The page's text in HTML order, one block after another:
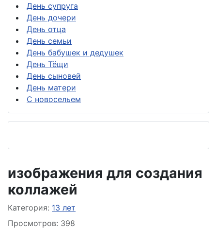
День супруга
День дочери
День отца
День семьи
День бабушек и дедушек
День Тёщи
День сыновей
День матери
С новосельем
изображения для создания
коллажей
Информация о материале
Категория: 13 лет
Просмотров: 398